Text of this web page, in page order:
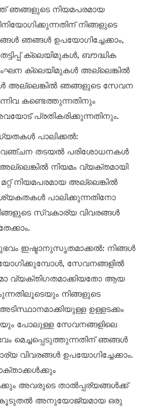
ഞങ്ങളുടെ നിയമപരമായ
നിങ്ങളുടെ
ഞങ്ങൾ ഉപയോഗിച്ചേക്കാം,
ക്ലെയിമുകൾ, ബൗദ്ധിക
ക്ലെയിമുകൾ അല്ലെങ്കിൽ
അല്ലെങ്കിൽ ഞങ്ങളുടെ സേവന
കണ്ടെത്തുന്നതിനും
പ്രതികരിക്കുന്നതിനും.
പാലിക്കൽ:
വഞ്ചന തടയൽ പരിശോധനകൾ
നിയമം വ്യക്തമായി
നിയമപരമായ അല്ലെങ്കിൽ
പാലിക്കുന്നതിനോ
സ്വകാര്യ വിവരങ്ങൾ
ഇഷ്ടാനുസൃതമാക്കൽ: നിങ്ങൾ
സേവനങ്ങളിൽ
വ്യക്തിഗതമാക്കിയതോ ആയ
നിങ്ങളുടെ
ഉള്ളടക്കം
പോലുള്ള സേവനങ്ങളിലെ
മെച്ചപ്പെടുത്തുന്നതിന് ഞങ്ങൾ
വിവരങ്ങൾ ഉപയോഗിച്ചേക്കാം.
അവരുടെ താൽപ്പര്യങ്ങൾക്ക്
അനുയോജ്യമായ ഒരു